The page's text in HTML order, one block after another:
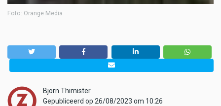
Foto: Orange Media
Bjorn Thimister
Gepubliceerd op 26/08/2023 om 10:26